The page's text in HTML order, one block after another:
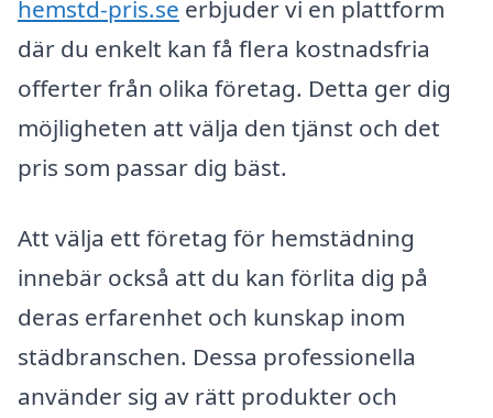
hemstd-pris.se erbjuder vi en plattform
där du enkelt kan få flera kostnadsfria
offerter från olika företag. Detta ger dig
möjligheten att välja den tjänst och det
pris som passar dig bäst.
Att välja ett företag för hemstädning
innebär också att du kan förlita dig på
deras erfarenhet och kunskap inom
städbranschen. Dessa professionella
använder sig av rätt produkter och